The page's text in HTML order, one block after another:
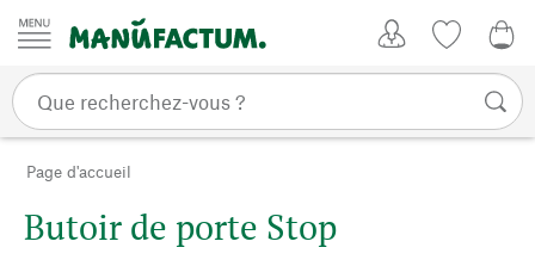
Passer au contenu
Page d'accueil
Butoir de porte Stop